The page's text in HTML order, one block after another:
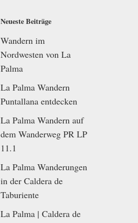
Neueste Beiträge
Wandern im
Nordwesten von La
Palma
La Palma Wandern
Puntallana entdecken
La Palma Wandern auf
dem Wanderweg PR LP
11.1
La Palma Wanderungen
in der Caldera de
Taburiente
La Palma | Caldera de